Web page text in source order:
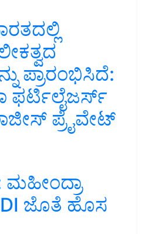
ಪ್ರಾರಂಭಿಸಿದೆ:
ಫರ್ಟಿಲೈಜರ್ಸ್
ಪ್ರೈವೇಟ್
ಜೊತೆ ಹೊಸ